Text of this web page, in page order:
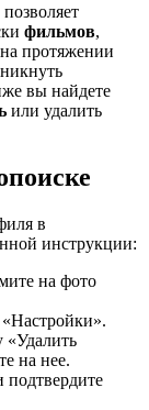
фильмов,
протяжении
вы найдете
или удалить
в
инструкции:
на фото
«Удалить
на нее.
подтвердите